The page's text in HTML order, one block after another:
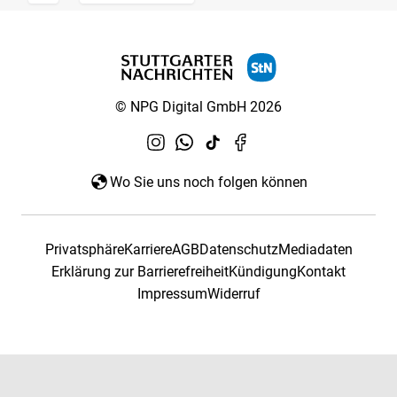
© NPG Digital GmbH 2026
Wo Sie uns noch folgen können
PrivatsphäreKarriereAGBDatenschutzMediadaten
Erklärung zur BarrierefreiheitKündigungKontakt
ImpressumWiderruf